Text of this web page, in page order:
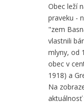
Obec leží
praveku -
"zem
vlastnili
mlyny, od
obec v
1918) a
Na